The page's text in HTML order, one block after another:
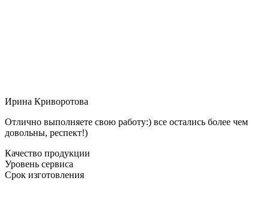
Ирина Криворотова
Отлично выполняете свою работу:) все остались более чем
довольны, респект!)
Качество продукции
Уровень сервиса
Срок изготовления